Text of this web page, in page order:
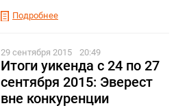
Подробнее
29 сентября 2015 20:49
Итоги уикенда с 24 по 27
сентября 2015: Эверест
вне конкуренции